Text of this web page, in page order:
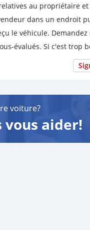
au propriétaire
dans un endroit
le véhicule.
évalués. Si c'est trop
voiture?
vous aider!